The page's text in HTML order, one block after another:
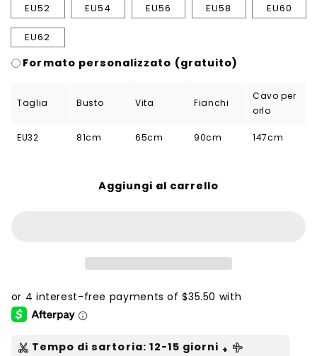
EU52 EU54 EU56 EU58 EU60
EU62
Formato personalizzato (gratuito)
Taglia Busto Vita Fianchi
Cavo per
orlo
EU32 81cm 65cm 90cm 147cm
Aggiungi al carrello
Tempo di sartoria: 12-15 giorni +